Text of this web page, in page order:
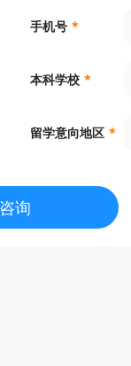
手机号 *
本科学校 *
留学意向地区 *
询